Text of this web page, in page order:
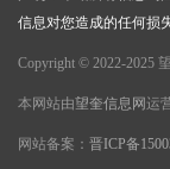
信息对您造成的任何损
Copyright © 2022-2025
本网站由望奎信息网 运
网站备案： 晋ICP备